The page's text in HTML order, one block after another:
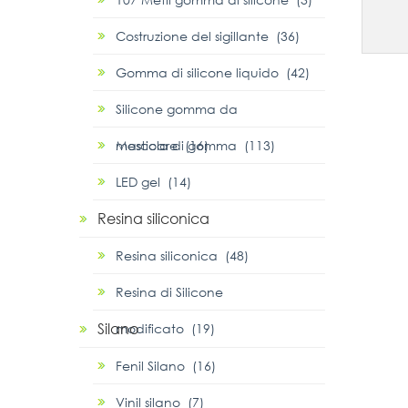
Costruzione del sigillante (36)
Gomma di silicone liquido (42)
Silicone gomma da
masticare (16)
Mescola di gomma (113)
LED gel (14)
Resina siliconica
Resina siliconica (48)
Resina di Silicone
modificato (19)
Silano
Fenil Silano (16)
Vinil silano (7)